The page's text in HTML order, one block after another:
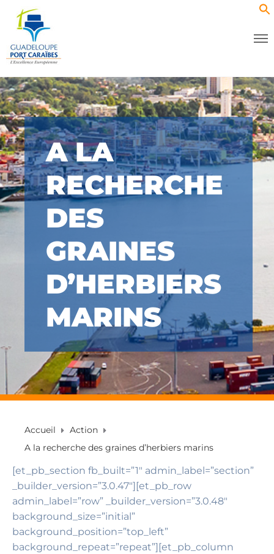
A LA
RECHERCHE
DES
GRAINES
D’HERBIERS
MARINS
Accueil
Action
A la recherche des graines d’herbiers marins
[et_pb_section fb_built=”1″ admin_label=”section”
_builder_version=”3.0.47″][et_pb_row
admin_label=”row” _builder_version=”3.0.48″
background_size=”initial”
background_position=”top_left”
background_repeat=”repeat”][et_pb_column